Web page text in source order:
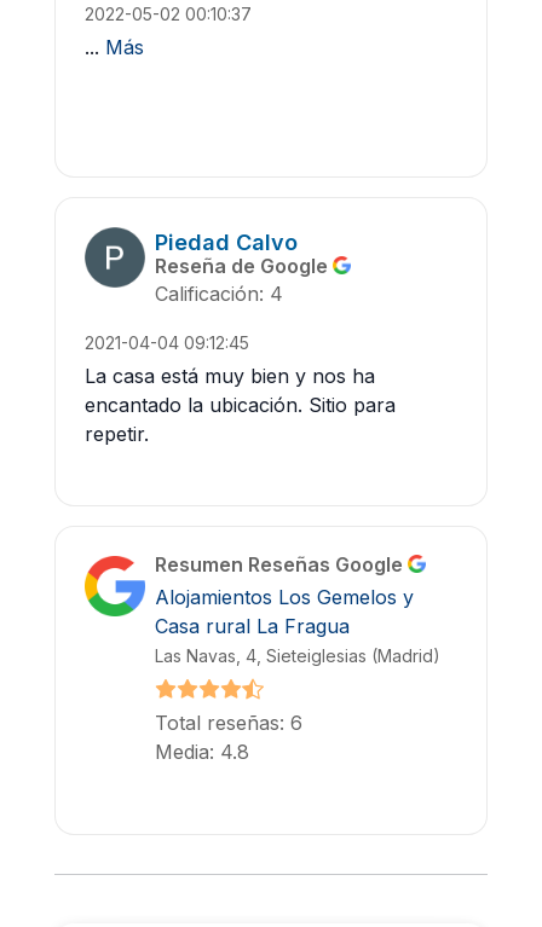
2022-05-02 00:10:37
... Más
Piedad Calvo
Reseña de Google
Calificación: 4
2021-04-04 09:12:45
La casa está muy bien y nos ha
encantado la ubicación. Sitio para
repetir.
Resumen Reseñas Google
Alojamientos Los Gemelos y
Casa rural La Fragua
Las Navas, 4, Sieteiglesias (Madrid)
Total reseñas: 6
Media: 4.8